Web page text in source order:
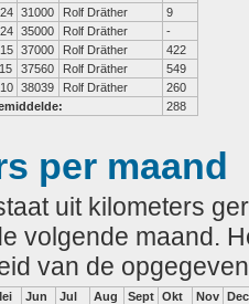
31000 Rolf Dräther
9
35000 Rolf Dräther
-
37000 Rolf Dräther
422
37560 Rolf Dräther
549
38039 Rolf Dräther
260
288
per maand
uit kilometers
volgende maand.
van de
Jun Jul Aug Sept Okt Nov Dec